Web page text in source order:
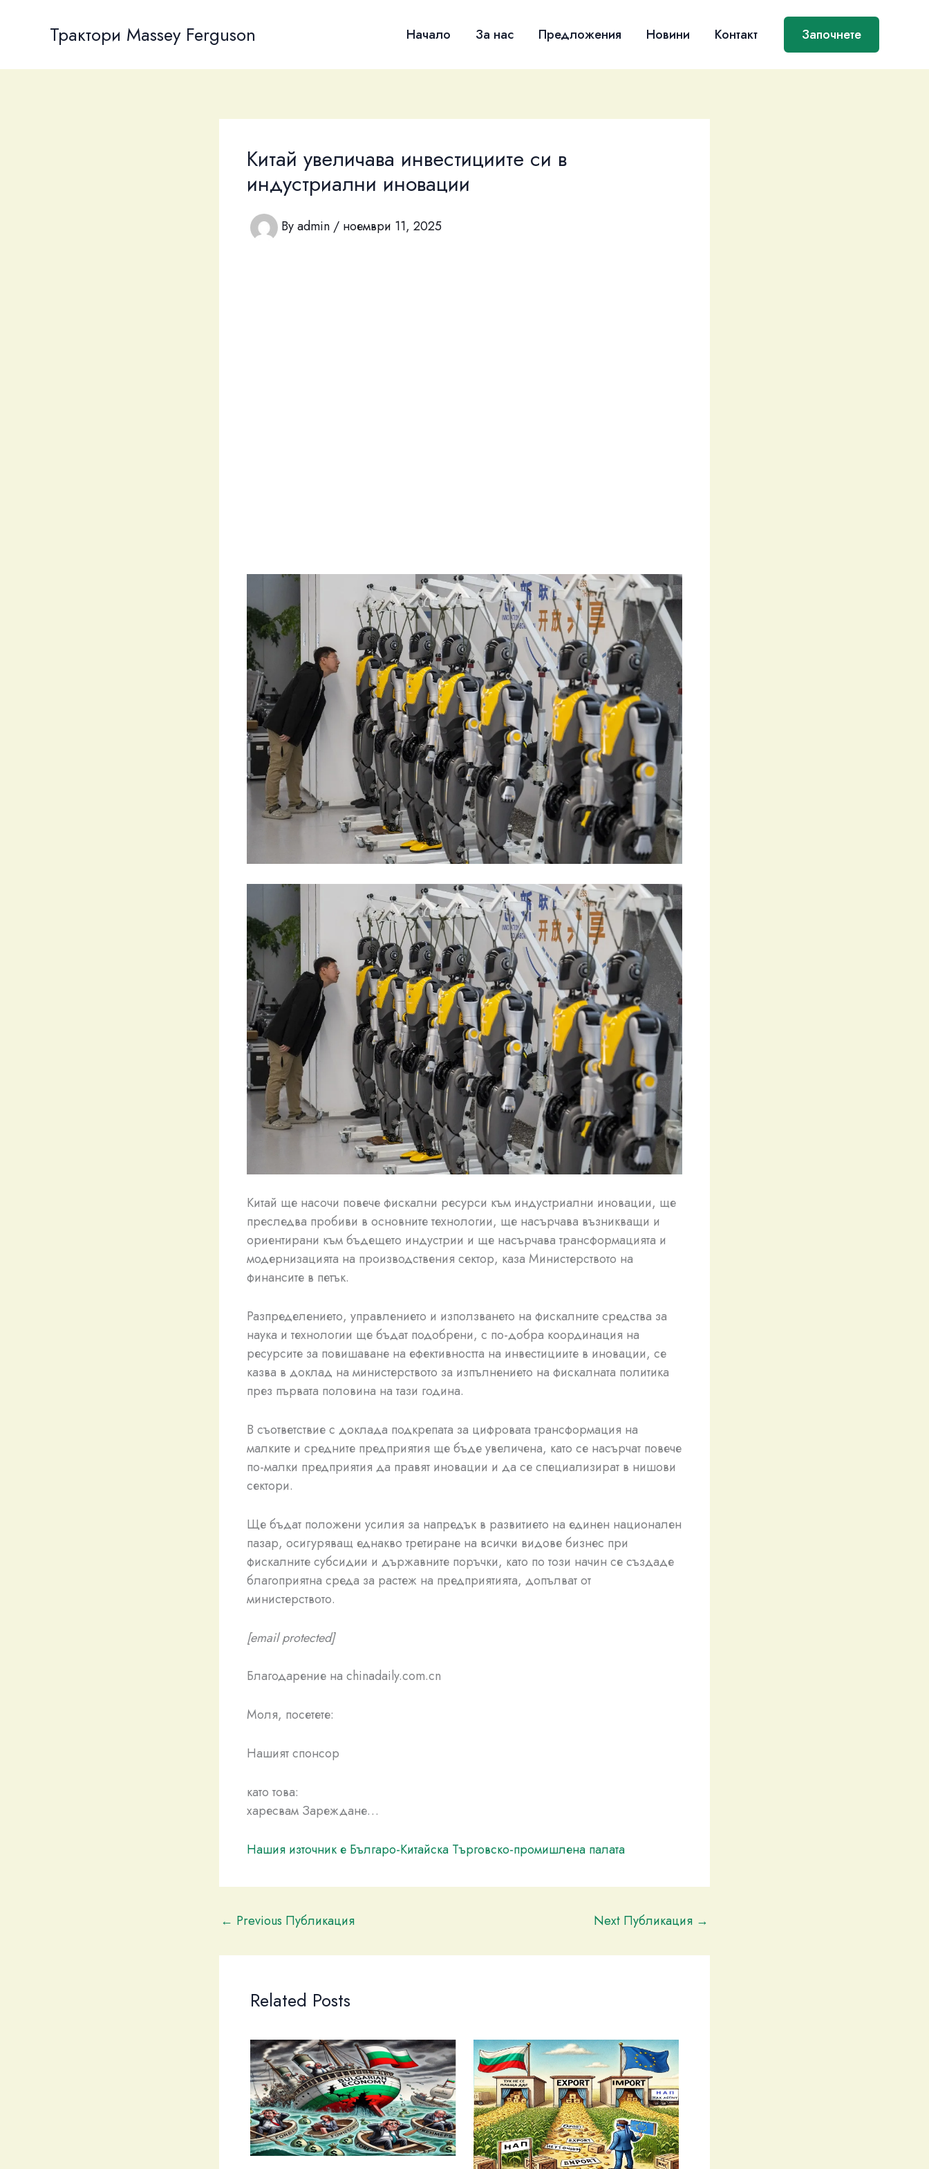
Трактори Massey Ferguson Начало За нас Предложения Новини Контакт Започнете
Китай увеличава инвестициите си в
индустриални иновации
Byadmin / ноември 11, 2025
Китай ще насочи повече фискални ресурси към индустриални иновации, ще
преследва пробиви в основните технологии, ще насърчава възникващи и
ориентирани към бъдещето индустрии и ще насърчава трансформацията и
модернизацията на производствения сектор, каза Министерството на
финансите в петък.
Разпределението, управлението и използването на фискалните средства за
наука и технологии ще бъдат подобрени, с по-добра координация на
ресурсите за повишаване на ефективността на инвестициите в иновации, се
казва в доклад на министерството за изпълнението на фискалната политика
през първата половина на тази година.
В съответствие с доклада подкрепата за цифровата трансформация на
малките и средните предприятия ще бъде увеличена, като се насърчат повече
по-малки предприятия да правят иновации и да се специализират в нишови
сектори.
Ще бъдат положени усилия за напредък в развитието на единен национален
пазар, осигуряващ еднакво третиране на всички видове бизнес при
фискалните субсидии и държавните поръчки, като по този начин се създаде
благоприятна среда за растеж на предприятията, допълват от
министерството.
[email protected]
Благодарение на chinadaily.com.cn
Моля, посетете:
Нашият спонсор
като това:
харесвам Зареждане…
Нашия източник е Българо-Китайска Търговско-промишлена палaта
← Previous Публикация Next Публикация →
Related Posts